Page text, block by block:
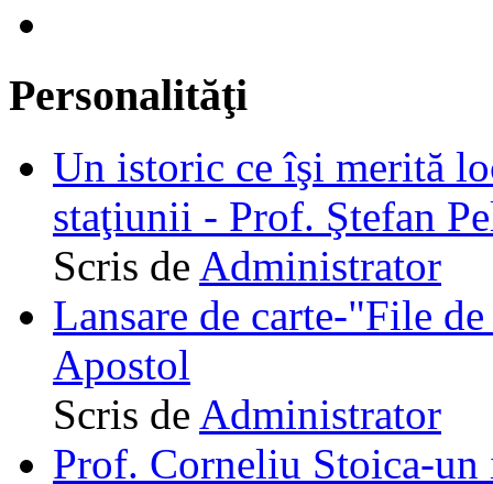
Personalităţi
Un istoric ce îşi merită
staţiunii - Prof. Ştefan
Scris de Administrator
Lansare de carte-"File
Apostol
Scris de Administrator
Prof. Corneliu Stoica-